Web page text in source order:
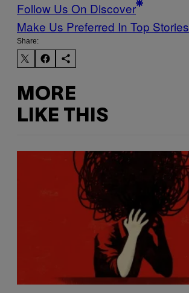
Follow Us On Discover
Make Us Preferred In Top Stories
Share:
MORE
LIKE THIS